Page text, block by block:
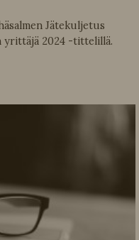
Jätekuljetus
yrittäjä 2024 -tittelillä.